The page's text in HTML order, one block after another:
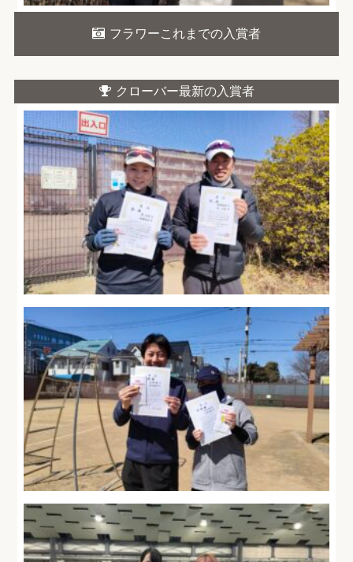
フラワーこれまでの入賞者
クローバー最新の入賞者